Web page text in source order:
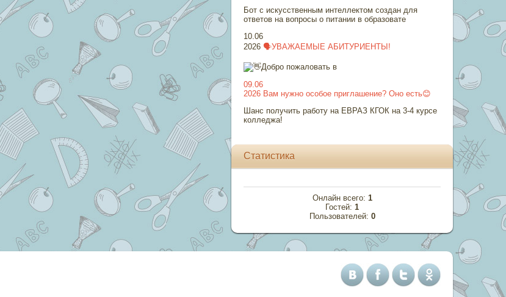
Бот с искусственным интеллектом создан для
ответов на вопросы о питании в образовате
10.06
2026 🗣УВАЖАЕМЫЕ АБИТУРИЕНТЫ!
Добро пожаловать в
09.06
2026 Вам нужно особое приглашение? Оно есть😊
Шанс получить работу на ЕВРАЗ КГОК на 3-4 курсе
колледжа!
Статистика
Онлайн всего: 1
Гостей:1
Пользователей: 0